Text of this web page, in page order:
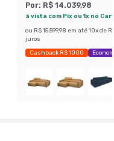
Por: R$ 14.039,98
à vista com Pix ou 1x no
ou R$ 15.599,98 em até 10x de
juros
Cashback R$ 1000